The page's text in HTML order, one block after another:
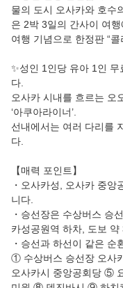
자주 묻는 질문
E-티켓 이용 방법
로그인/예약 확인
언어
English
简体中文
繁體中文
물의 도시 오사카와 호수
은 2박 3일의 간사이 여행
여행 기념으로 한정판 “
✨성인 1인당 유아 1인
다.
오사카 시내를 흐르는 오
‘아쿠아라이너’.
선내에서는 여러 다리를
다.
【매력 포인트】
・오사카성, 오사카 중
니다.
・승선장은 수상버스 승
카성공원역 하차, 도보 약
・승선과 하선이 같은 순
① 수상버스 승선장 오
오사카시 중앙공회당 ⑤